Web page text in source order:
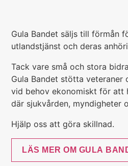
Gula Bandet säljs till förmån
utlandstjänst och deras
Tack vare små och stora
Gula Bandet stötta
vid behov ekonomiskt för att
där sjukvården, myndigheter
Hjälp oss att göra skillnad.
LÄS MER OM GULA